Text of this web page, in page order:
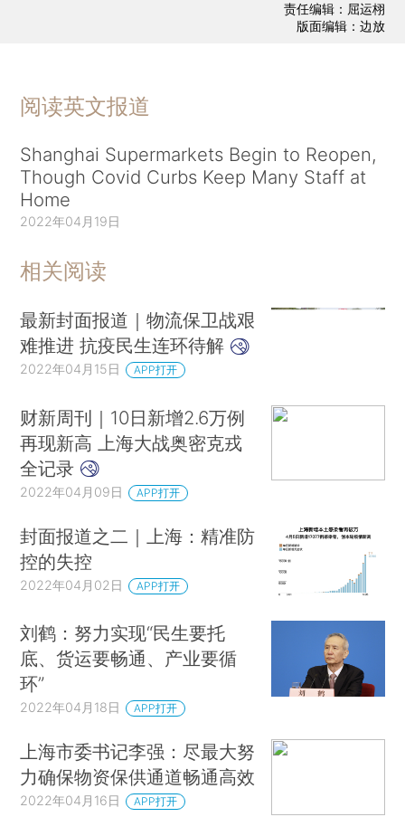
责任编辑：屈运栩
版面编辑：边放
阅读英文报道
Shanghai Supermarkets Begin to Reopen,
Though Covid Curbs Keep Many Staff at
Home
2022年04月19日
相关阅读
最新封面报道｜物流保卫战艰
难推进 抗疫民生连环待解
2022年04月15日 APP打开
财新周刊｜10日新增2.6万例
再现新高 上海大战奥密克戎
全记录
2022年04月09日 APP打开
封面报道之二｜上海：精准防
控的失控
2022年04月02日 APP打开
刘鹤：努力实现“民生要托
底、货运要畅通、产业要循
环”
2022年04月18日 APP打开
上海市委书记李强：尽最大努
力确保物资保供通道畅通高效
2022年04月16日 APP打开